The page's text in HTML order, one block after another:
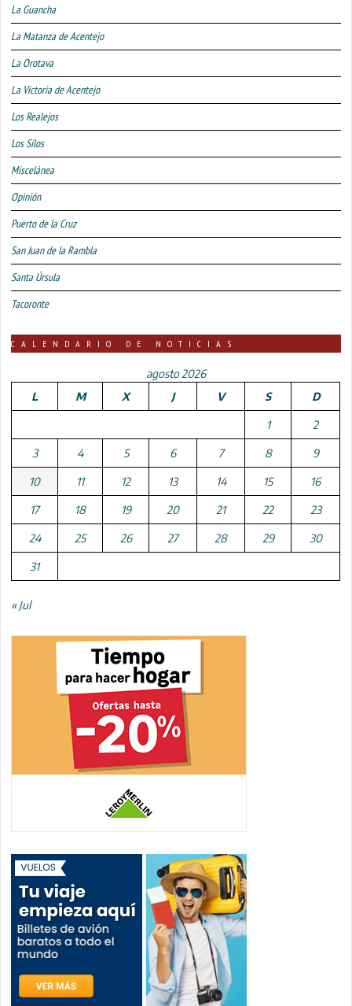
La Guancha
La Matanza de Acentejo
La Orotava
La Victoria de Acentejo
Los Realejos
Los Silos
Miscelánea
Opinión
Puerto de la Cruz
San Juan de la Rambla
Santa Úrsula
Tacoronte
CALENDARIO DE NOTICIAS
agosto 2026
L
M X J V S D
1 2
3 4 5 6 7 8 9
10 11 12 13 14 15 16
17 18 19 20 21 22 23
24 25 26 27 28 29 30
31
« Jul